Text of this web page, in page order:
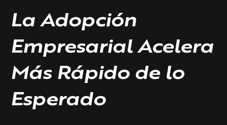
La Adopción
Empresarial Acelera
Más Rápido de lo
Esperado